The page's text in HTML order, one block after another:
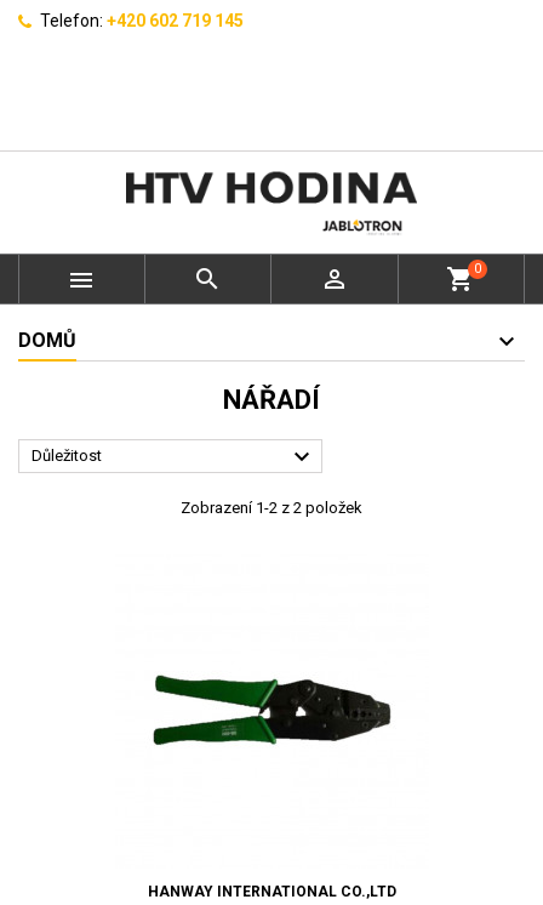
Telefon: +420 602 719 145
   shopping_cart0
DOMŮ
NÁŘADÍ
Důležitost 
Zobrazení 1-2 z 2 položek
HANWAY INTERNATIONAL CO.,LTD